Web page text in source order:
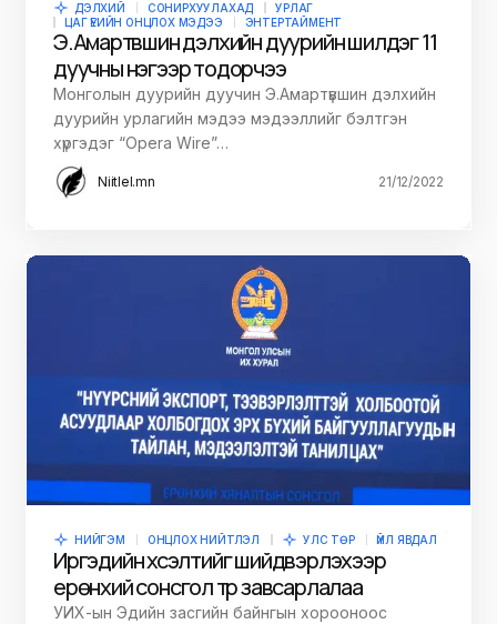
ДЭЛХИЙ СОНИРХУУЛАХАД
УРЛАГ
ЦАГ ҮЕИЙН ОНЦЛОХ МЭДЭЭ
ЭНТЕРТАЙМЕНТ
Э.Амартүвшин дэлхийн дуурийн шилдэг 11
дуучны нэгээр тодорчээ
Монголын дуурийн дуучин Э.Амартүвшин дэлхийн
дуурийн урлагийн мэдээ мэдээллийг бэлтгэн
хүргэдэг “Opera Wire”…
Niitlel.mn 21/12/2022
НИЙГЭМ ОНЦЛОХ НИЙТЛЭЛ УЛС ТӨР ҮЙЛ ЯВДАЛ
Иргэдийн хүсэлтийг шийдвэрлэхээр
ерөнхий сонсгол түр завсарлалаа
УИХ-ын Эдийн засгийн байнгын хорооноос